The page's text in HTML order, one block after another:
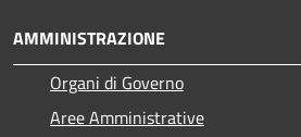
AMMINISTRAZIONE
Organi di Governo
Aree Amministrative